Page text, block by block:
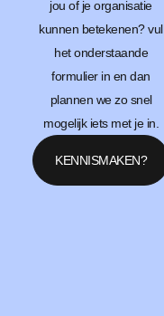
jou of je organisatie
kunnen betekenen? vul
het onderstaande
formulier in en dan
plannen we zo snel
mogelijk iets met je in.
KENNISMAKEN?